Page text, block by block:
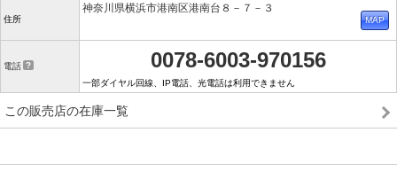
住所
神奈川県横浜市港南区港南台８－７－３
電話 0078-6003-970156
一部ダイヤル回線、IP電話、光電話は利用できません
この販売店の在庫一覧